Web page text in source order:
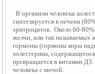
В организм человека
синтезируется в печени
эритроцитов.  Около 60-
желчи, или так называемых
гормоны (гормоны коры
холестерина,
превращается в витамин
человека с мочой.